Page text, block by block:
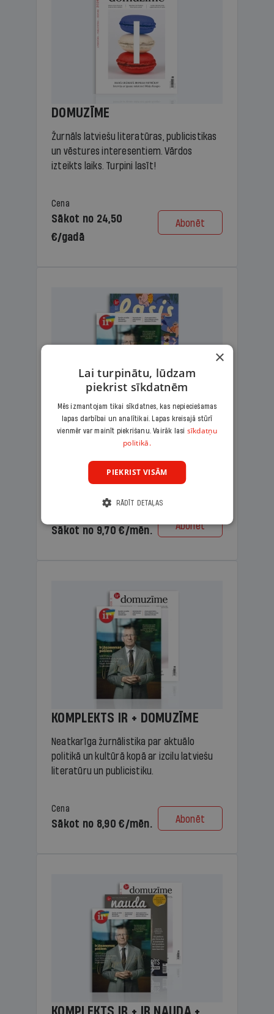
DOMUZĪME
Žurnāls latviešu literatūras, publicistikas
un vēstures interesentiem. Vārdos
izteikts laiks. Turpini lasīt!
Cena
Sākot no 24,50
€/gadā
Abonēt
KOMPLEKTS IR + LASIS
Ģimenes komplekts – aizraujošs
lasāmžurnāls bērniem un analītiska
lasāmviela vecākiem.
Sākot no 9,70 €/mēn. Abonēt
KOMPLEKTS IR + DOMUZĪME
Neatkarīga žurnālistika par aktuālo
politikā un kultūrā kopā ar izcilu latviešu
literatūru un publicistiku.
Cena
Sākot no 8,90 €/mēn. Abonēt
×
Lai turpinātu, lūdzam
piekrist sīkdatnēm
Mēs izmantojam tikai sīkdatnes, kas nepieciešamas
lapas darbībai un analītikai. Lapas kreisajā stūrī
vienmēr var mainīt piekrišanu. Vairāk lasi sīkdatņu
politikā.
PIEKRIST VISĀM
RĀDĪT DETAĻAS